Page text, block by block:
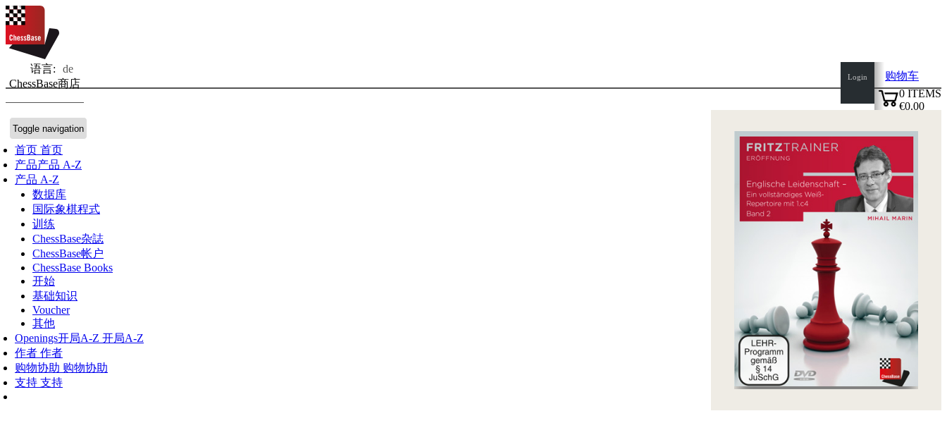
语言:
de
ChessBase商店
Toggle navigation
首页 首页
产品产品 A-Z
产品 A-Z
数据库
国际象棋程式
训练
ChessBase杂誌
ChessBase帐户
ChessBase Books
开始
基础知识
Voucher
其他
Openings开局A-Z 开局A-Z
作者 作者
购物协助 购物协助
支持 支持
Login
购物车
0 ITEMS
€0.00
top
page
Home
新
产
者
Openings
Contact
&
C
Privacy
Policy
about
FAQ
许